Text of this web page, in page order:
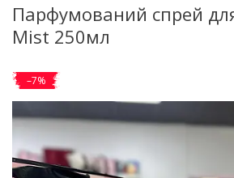
Парфумований спрей
Mist 250мл
–7%